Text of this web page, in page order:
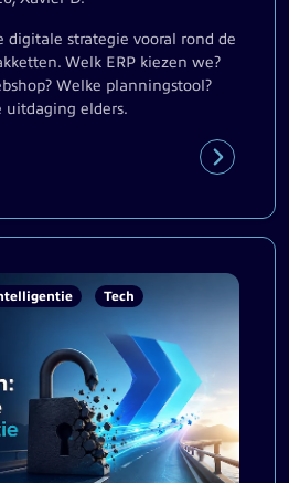
digitale strategie vooral rond de
Welk ERP kiezen we?
Welke planningstool?
uitdaging elders.
Tech